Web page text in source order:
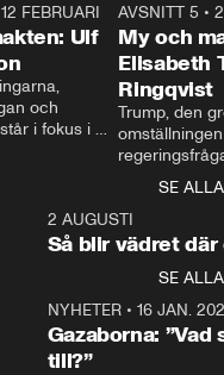
27:30
12 FEBRUARI
Ulf
och
i fokus i
Kristersson
AVSNITT 5 •
My och
Elisabeth
Ringqvist
Trump, den
centrum i
avsnittet av
Makten”. Se
Aftonbladets
Rohwedder
Thand Ring
SE ALLA
2 AUGUSTI
Så blir vädret där
SE ALLA
NYHETER• 16 JAN.
Gazaborna:
till?”